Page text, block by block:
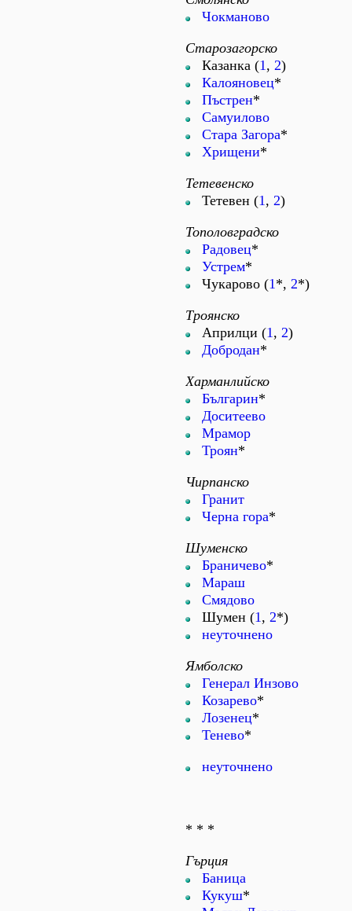
Чокманово
Старозагорско
Казанка (1, 2)
Калояновец*
Пъстрен*
Самуилово
Стара Загора*
Хрищени*
Тетевенско
Тетевен (1, 2)
Тополовградско
Радовец*
Устрем*
Чукарово (1*, 2*)
Троянско
Априлци (1, 2)
Добродан*
Харманлийско
Българин*
Доситеево
Мрамор
Троян*
Чирпанско
Гранит
Черна гора*
Шуменско
Браничево*
Мараш
Смядово
Шумен (1, 2*)
неуточнено
Ямболско
Генерал Инзово
Козарево*
Лозенец*
Тенево*
неуточнено
* * *
Гърция
Баница
Кукуш*